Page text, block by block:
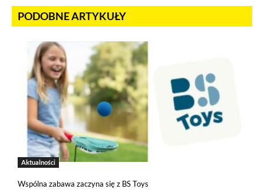
PODOBNE ARTYKUŁY
Aktualności
Wspólna zabawa zaczyna się z BS Toys